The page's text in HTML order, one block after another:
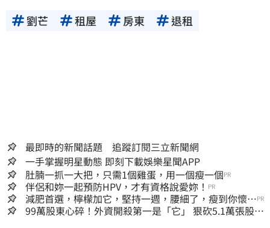
劉芒 租屋 房東 退租
最即時的新聞話題 追蹤訂閱三立新聞網
一手掌握明星動態 即刻下載娛樂星聞APP
肚腩一抓一大把，只需1個雞蛋，用一個瘦一個PR
伴侶和妳一起預防HPV，才有資格說愛妳！ PR
減肥首選，檸檬加它，堅持一週，腰細了，瘦到你懷疑
人生
PR
99萬股東心碎！外資開殺第一是「它」 狠砍5.1萬張股價